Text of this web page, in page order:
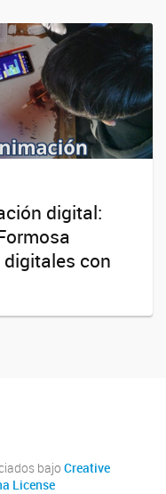
digital:
con
bajo Creative
License